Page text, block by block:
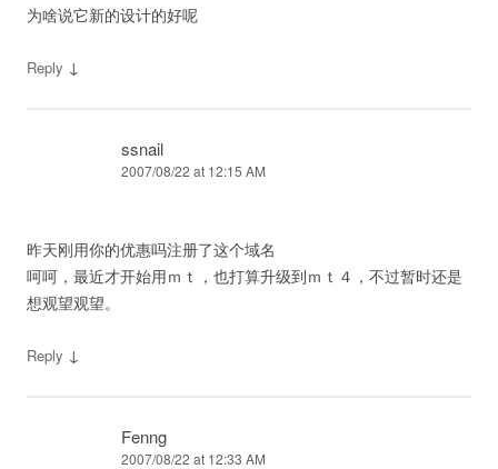
为啥说它新的设计的好呢
Reply ↓
ssnail
2007/08/22 at 12:15 AM
昨天刚用你的优惠吗注册了这个域名
呵呵，最近才开始用ｍｔ，也打算升级到ｍｔ４，不过暂时还是
想观望观望。
Reply ↓
Fenng
2007/08/22 at 12:33 AM